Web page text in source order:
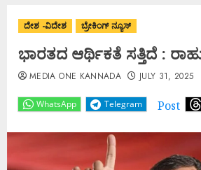
ದೇಶ -ವಿದೇಶ ಬ್ರೇಕಿಂಗ್ ನ್ಯೂಸ್
ಭಾರತದ ಆರ್ಥಿಕತೆ ಸತ್ತಿದೆ :
WhatsApp Telegram Post
MEDIA ONE KANNADA JULY 31, 2025